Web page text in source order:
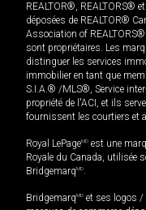
REALTOR®, REALTORS®
déposées de REALTOR®
Association of
sont propriétaires. Les
distinguer les services
immobilier en tant que
S.I.A.® /MLS®, Service
propriété de l'ACI, et ils
fournissent les courtiers et
Royal LePageMD est une
Royale du Canada, utilisée
BridgemarqMD.
BridgemarqMD et ses logos /